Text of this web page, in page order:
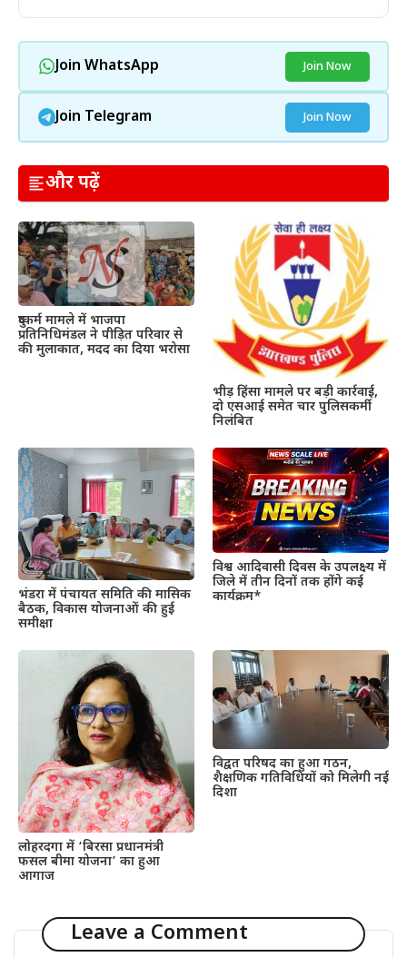
Join WhatsApp Join Now
Join Telegram Join Now
और पढ़ें
दुष्कर्म मामले में भाजपा
प्रतिनिधिमंडल ने पीड़ित परिवार से
की मुलाकात, मदद का दिया भरोसा
भीड़ हिंसा मामले पर बड़ी कार्रवाई,
दो एसआई समेत चार पुलिसकर्मी
निलंबित
भंडरा में पंचायत समिति की मासिक
बैठक, विकास योजनाओं की हुई
समीक्षा
विश्व आदिवासी दिवस के उपलक्ष्य में
जिले में तीन दिनों तक होंगे कई
कार्यक्रम*
लोहरदगा में ‘बिरसा प्रधानमंत्री
फसल बीमा योजना’ का हुआ
आगाज
विद्वत परिषद का हुआ गठन,
शैक्षणिक गतिविधियों को मिलेगी नई
दिशा
Leave a Comment